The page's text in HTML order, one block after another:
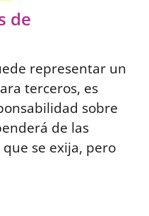
de
representar un
terceros, es
sobre
de las
se exija, pero